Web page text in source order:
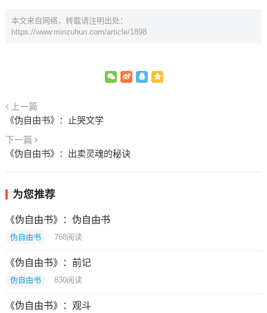
本文来自网络，转载请注明出处：
https://www.minzuhun.com/article/1898
上一篇
《伪自由书》：止哭文学
下一篇
《伪自由书》：出卖灵魂的秘诀
为您推荐
《伪自由书》：伪自由书
伪自由书 768阅读
《伪自由书》：前记
伪自由书 830阅读
《伪自由书》：观斗